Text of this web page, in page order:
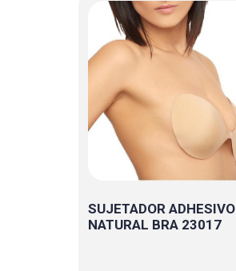
SUJETADOR ADHESIVO
NATURAL BRA 23017